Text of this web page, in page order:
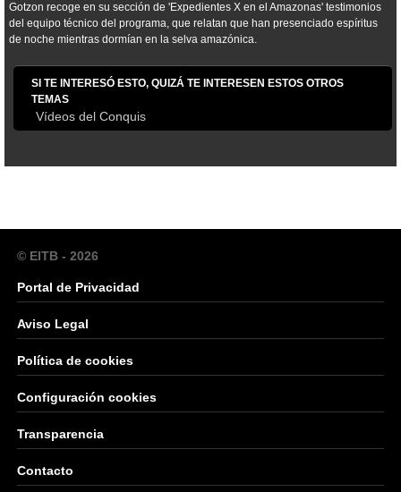
Gotzon recoge en su sección de 'Expedientes X en el Amazonas' testimonios
del equipo técnico del programa, que relatan que han presenciado espíritus
de noche mientras dormían en la selva amazónica.
SI TE INTERESÓ ESTO, QUIZÁ TE INTERESEN ESTOS OTROS
TEMAS
Vídeos del Conquis
© EITB - 2026
Portal de Privacidad
Aviso Legal
Política de cookies
Configuración cookies
Transparencia
Contacto